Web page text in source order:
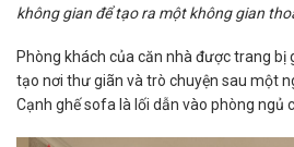
không gian để tạo ra một không gian
Phòng khách của căn nhà được trang
tạo nơi thư giãn và trò chuyện sau một
Cạnh ghế sofa là lối dẫn vào phòng ngủ